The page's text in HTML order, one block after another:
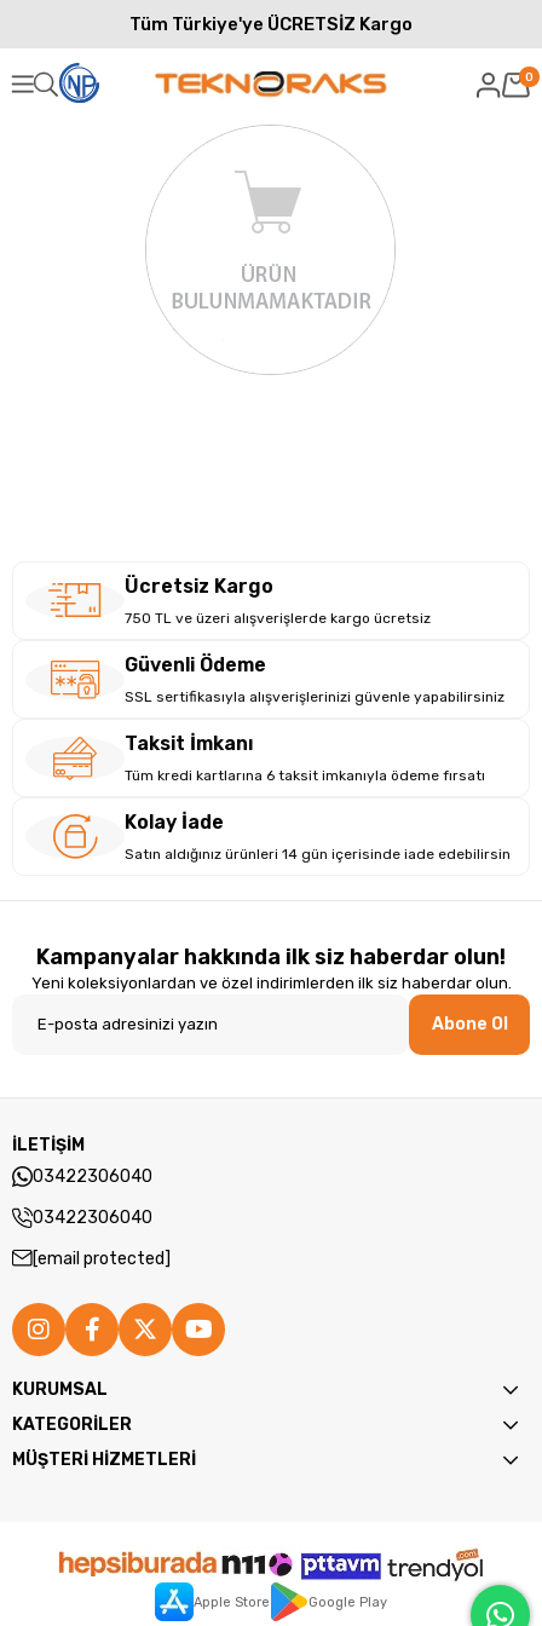
Tüm Türkiye'ye ÜCRETSİZ Kargo
0
Ücretsiz Kargo
750 TL ve üzeri alışverişlerde kargo ücretsiz
Güvenli Ödeme
SSL sertifikasıyla alışverişlerinizi güvenle yapabilirsiniz
Taksit İmkanı
Tüm kredi kartlarına 6 taksit imkanıyla ödeme fırsatı
Kolay İade
Satın aldığınız ürünleri 14 gün içerisinde iade edebilirsin
Kampanyalar hakkında ilk siz haberdar olun!
Yeni koleksiyonlardan ve özel indirimlerden ilk siz haberdar olun.
Abone Ol
İLETİŞİM
03422306040
03422306040
[email protected]
KURUMSAL
KATEGORİLER
MÜŞTERİ HİZMETLERİ
Apple Store Google Play